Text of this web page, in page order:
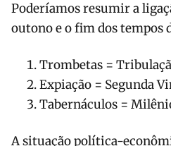
Poderíamos resumir a
outono e o fim dos tempos
Trombetas =
Expiação = Segunda
Tabernáculos =
A situação política-